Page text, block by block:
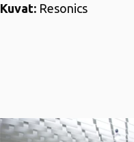
Kuvat: Resonics